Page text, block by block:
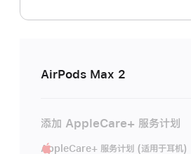
AirPods Max 2
添加 AppleCare+ 服务计划
AppleCare+ 服务计划 (适用于耳机)